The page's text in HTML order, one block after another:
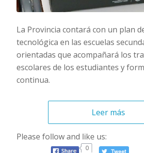
La Provincia contará con un plan
tecnológica en las escuelas
orientadas que acompañará los
escolares de los estudiantes y
continua.
Leer más
Please follow and like us:
0